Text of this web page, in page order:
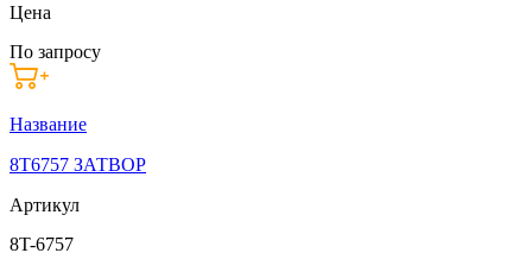
Цена
По запросу
Название
8T6757 ЗАТВОР
Артикул
8T-6757